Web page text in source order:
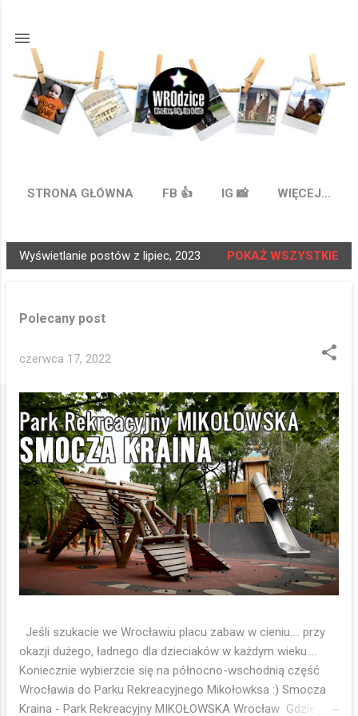
STRONA GŁÓWNA FB 👍 IG 📸 WIĘCEJ…
P
Wyświetlanie postów z lipiec, 2023 POKAŻ WSZYSTKIE
Polecany post
czerwca 17, 2022
Jeśli szukacie we Wrocławiu placu zabaw w cieniu.... przy
okazji dużego, ładnego dla dzieciaków w każdym wieku....
Koniecznie wybierzcie się na północno-wschodnią część
Wrocławia do Parku Rekreacyjnego Mikołowksa :) Smocza
Kraina - Park Rekreacyjny MIKOŁOWSKA Wrocław Gdzie jest